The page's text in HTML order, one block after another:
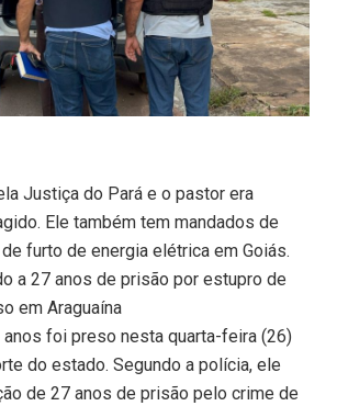
Justiça do Pará e o pastor era
Ele também tem mandados de
furto de energia elétrica em Goiás.
a 27 anos de prisão por estupro de
em Araguaína
foi preso nesta quarta-feira (26)
do estado. Segundo a polícia, ele
de 27 anos de prisão pelo crime de